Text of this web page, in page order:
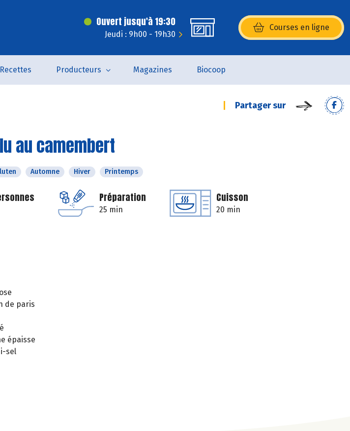
Ouvert jusqu'à 19:30
Jeudi : 9h00 - 19h30
Courses en ligne
(s’ouvre dans une nouvelle
Recettes Producteurs Magazines Biocoop
Partager sur
au camembert
Automne Hiver Printemps
Préparation
25 min
Cuisson
20 min
de paris
épaisse
sel